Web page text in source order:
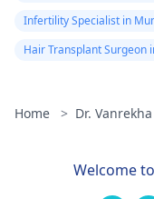
Infertility Specialist in
Hair Transplant Surgeon
Home > Dr. Vanrekha
Welcome